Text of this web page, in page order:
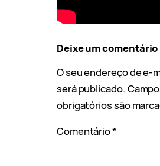
Deixe um comentário
O seu endereço de e-
será publicado.
obrigatórios são
Comentário*